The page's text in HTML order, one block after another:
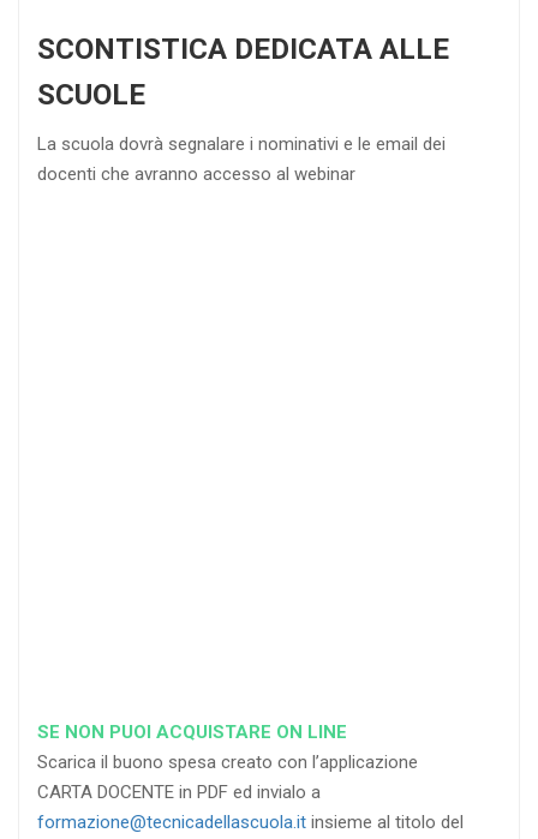
SCONTISTICA DEDICATA ALLE
SCUOLE
La scuola dovrà segnalare i nominativi e le email dei
docenti che avranno accesso al webinar
SE NON PUOI ACQUISTARE ON LINE
Scarica il buono spesa creato con l’applicazione
CARTA DOCENTE in PDF ed invialo a
formazione@tecnicadellascuola.it insieme al titolo del